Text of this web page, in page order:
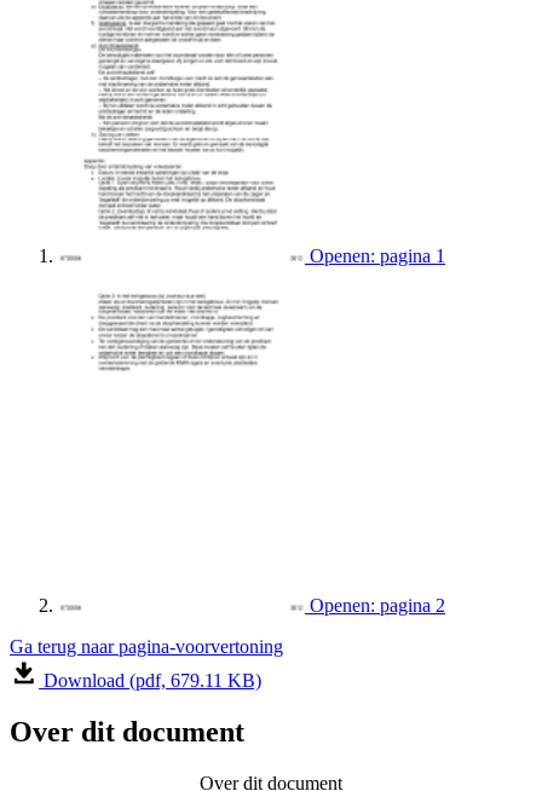
Openen: pagina 1
Openen: pagina 2
Ga terug naar pagina-voorvertoning
Download (pdf, 679.11 KB)
Over dit document
Over dit document